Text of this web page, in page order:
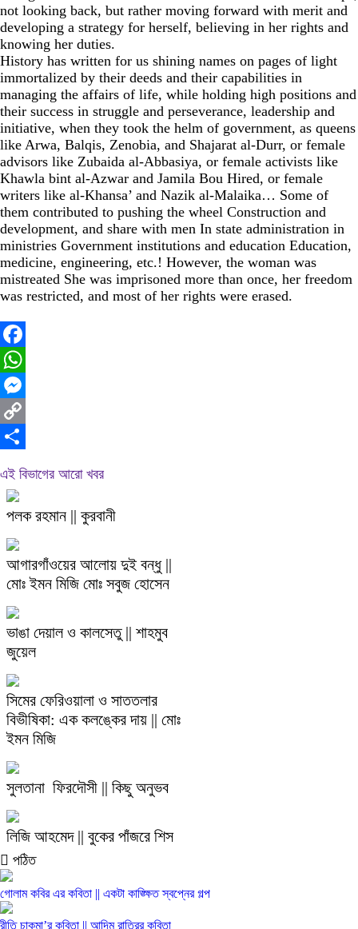
not looking back, but rather moving forward with merit and
developing a strategy for herself, believing in her rights and
knowing her duties.
History has written for us shining names on pages of light
immortalized by their deeds and their capabilities in
managing the affairs of life, while holding high positions and
their success in struggle and perseverance, leadership and
initiative, when they took the helm of government, as queens
like Arwa, Balqis, Zenobia, and Shajarat al-Durr, or female
advisors like Zubaida al-Abbasiya, or female activists like
Khawla bint al-Azwar and Jamila Bou Hired, or female
writers like al-Khansa’ and Nazik al-Malaika… Some of
them contributed to pushing the wheel Construction and
development, and share with men In state administration in
ministries Government institutions and education Education,
medicine, engineering, etc.! However, the woman was
mistreated She was imprisoned more than once, her freedom
was restricted, and most of her rights were erased.
Facebook
WhatsApp
Messenger
Copy
এই বিভাগের আরো খবর
পলক রহমান || কুরবানী
আগারগাঁওয়ের আলোয় দুই বন্ধু ||
মোঃ ইমন মিজি মোঃ সবুজ হোসেন
ভাঙা দেয়াল ও কালসেতু || শাহমুব
জুয়েল
সিমের ফেরিওয়ালা ও সাততলার
বিভীষিকা: এক কলঙ্কের দায় || মোঃ
ইমন মিজি
সুলতানা ফিরদৌসী || কিছু অনুভব
লিজি আহমেদ || বুকের পাঁজরে শিস
পঠিত
গোলাম কবির এর কবিতা || একটা কাঙ্ক্ষিত স্বপ্নের গল্প
রীতি চাকমা’র কবিতা || আদিম রাত্রির কবিতা